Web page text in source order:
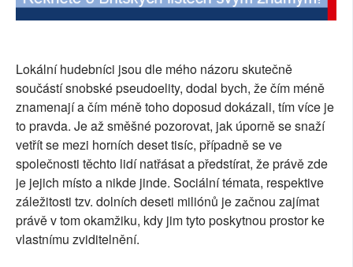
Lokální hudebníci jsou dle mého názoru skutečně
součástí snobské pseudoelity, dodal bych, že čím méně
znamenají a čím méně toho doposud dokázali, tím více je
to pravda. Je až směšné pozorovat, jak úporně se snaží
vetřít se mezi horních deset tisíc, případně se ve
společnosti těchto lidí natřásat a předstírat, že právě zde
je jejich místo a nikde jinde. Sociální témata, respektive
záležitosti tzv. dolních deseti miliónů je začnou zajímat
právě v tom okamžiku, kdy jim tyto poskytnou prostor ke
vlastnímu zviditelnění.